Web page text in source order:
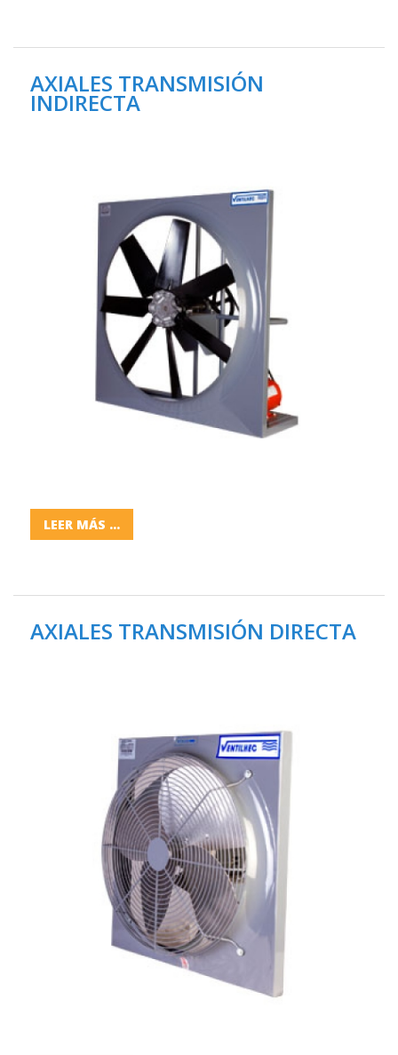
AXIALES TRANSMISIÓN
INDIRECTA
LEER MÁS ...
AXIALES TRANSMISIÓN DIRECTA